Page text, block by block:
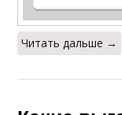
Читать дальше →